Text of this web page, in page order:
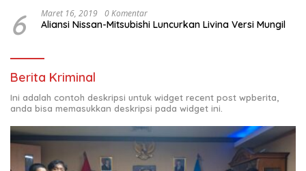
6 Maret 16, 2019 0 Komentar
Aliansi Nissan-Mitsubishi Luncurkan Livina Versi Mungil
Berita Kriminal
Ini adalah contoh deskripsi untuk widget recent post wpberita,
anda bisa memasukkan deskripsi pada widget ini.